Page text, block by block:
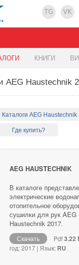
TG VK
КНИГИ
AEG Haustechnik
Каталоги AEG Haustechnik
Где купить?
AEG HAUSTECHNIK
В каталоге
электрические
отопительное
сушилки для рук AEG
Haustechnik 2017.
Скачать Pdf3.22
год: 2017 | Язык: RU